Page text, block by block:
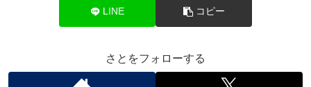
LINE コピー
さとをフォローする